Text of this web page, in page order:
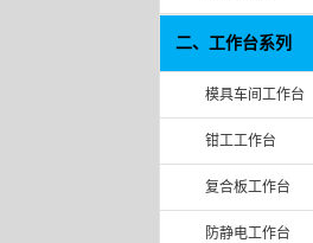
二、工作台系列
模具车间工作台
钳工工作台
复合板工作台
防静电工作台